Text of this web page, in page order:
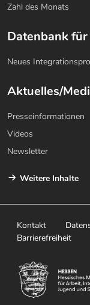
Zahl des Monats
Datenbank
Neues
Aktuelles/
Presseinformationen
Videos
Newsletter
Weitere Inhalte
Kontakt
Barrierefreiheit